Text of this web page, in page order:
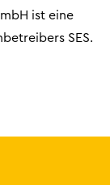
ist eine
SES.